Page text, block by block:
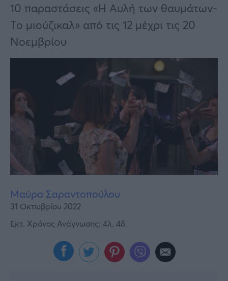
ΕΣΠΑ
Lifestyle
Αθλητικά
Υγεία
Γυναίκα
Καιρός
10 παραστάσεις «Η Αυλή των θαυμάτων-
Το μιούζικαλ» από τις 12 μέχρι τις 20
Νοεμβρίου
Μαύρα Σαραντοπούλου
31 Οκτωβρίου 2022
Εκτ. Χρόνος Ανάγνωσης: 4λ. 4δ.